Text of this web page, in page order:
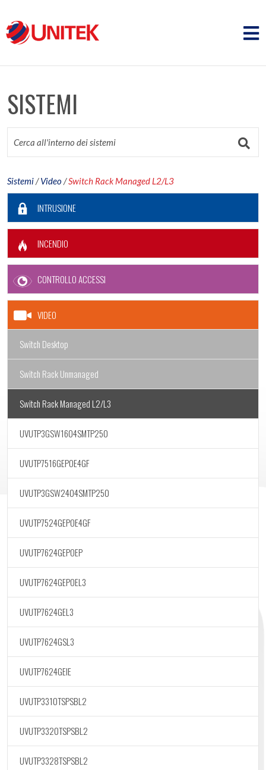
SISTEMI
Sistemi/Video/Switch Rack Managed L2/L3
INTRUSIONE
INCENDIO
CONTROLLO ACCESSI
VIDEO
Switch Desktop
Switch Rack Unmanaged
Switch Rack Managed L2/L3
UVUTP3GSW1604SMTP250
UVUTP7516GEPOE4GF
UVUTP3GSW2404SMTP250
UVUTP7524GEPOE4GF
UVUTP7624GEPOEP
UVUTP7624GEPOEL3
UVUTP7624GEL3
UVUTP7624GSL3
UVUTP7624GEIE
UVUTP3310TSPSBL2
UVUTP3320TSPSBL2
UVUTP3328TSPSBL2